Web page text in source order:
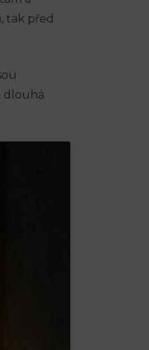
tak před
dlouhá